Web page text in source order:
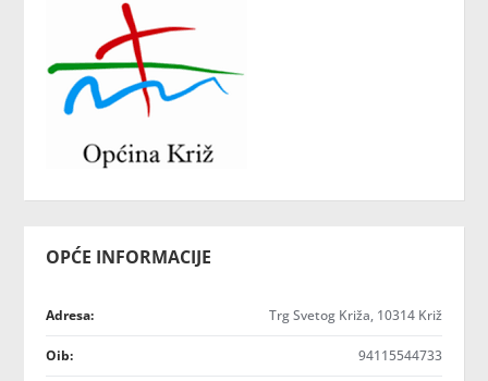
OPĆE INFORMACIJE
Adresa: Trg Svetog Križa, 10314 Križ
Oib: 94115544733